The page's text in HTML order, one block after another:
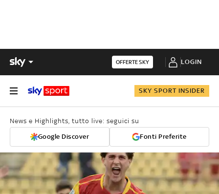
OFFERTE SKY LOGIN
SKY SPORT INSIDER
News e Highlights, tutto live: seguici su
Google Discover Fonti Preferite